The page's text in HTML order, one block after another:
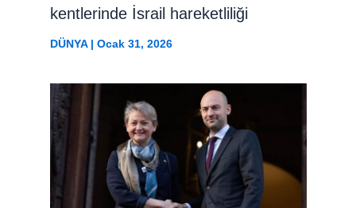
kentlerinde İsrail hareketliliği
DÜNYA| Ocak 31, 2026